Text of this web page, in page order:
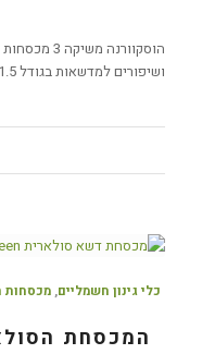
הוסקוורנה
ושיפורים למדשאות בגודל 1.5 ועד 5.0 דונם
כלי גינון חשמליים, מכסחות
המכסחת